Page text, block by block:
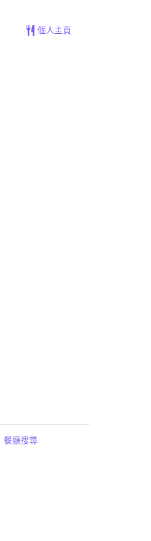
個人主頁
餐廳搜尋